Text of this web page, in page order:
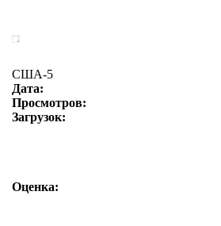
США-5
Дата:
Просмотров:
Загрузок:
Оценка: